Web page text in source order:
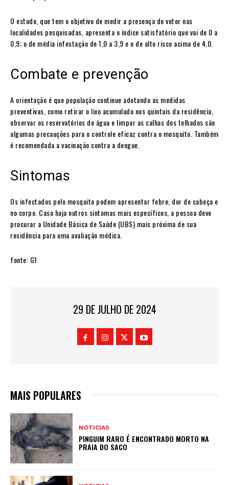
O estudo, que tem o objetivo de medir a presença do vetor nas
localidades pesquisadas, apresenta o índice satisfatório que vai de 0 a
0,9; o de média infestação de 1,0 a 3,9 e o de alto risco acima de 4,0.
Combate e prevenção
A orientação é que população continue adotando as medidas
preventivas, como retirar o lixo acumulado nos quintais da residência,
observar os reservatórios de água e limpar as calhas dos telhados são
algumas precauções para o controle eficaz contra o mosquito. Também
é recomendada a vacinação contra a dengue.
Sintomas
Os infectados pelo mosquito podem apresentar febre, dor de cabeça e
no corpo. Caso haja outros sintomas mais específicos, a pessoa deve
procurar a Unidade Básica de Saúde (UBS) mais próxima de sua
residência para uma avaliação médica.
fonte: G1
29 DE JULHO DE 2024
MAIS POPULARES
NOTICIAS
PINGUIM RARO É ENCONTRADO MORTO NA
PRAIA DO SACO